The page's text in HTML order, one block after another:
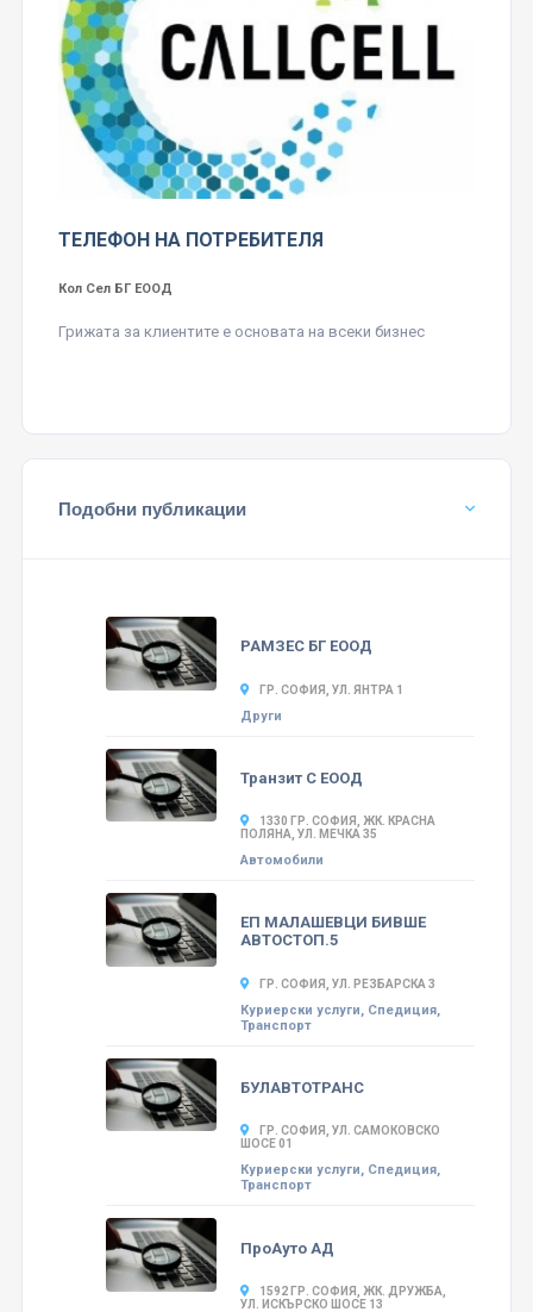
ТЕЛЕФОН НА ПОТРЕБИТЕЛЯ
Кол Сел БГ ЕООД
Грижата за клиентите е основата на всеки бизнес
Подобни публикации
РАМЗЕС БГ ЕООД
ГР. СОФИЯ, УЛ. ЯНТРА 1
Други
Транзит С ЕООД
1330 ГР. СОФИЯ, ЖК. КРАСНА
ПОЛЯНА, УЛ. МЕЧКА 35
Автомобили
ЕП МАЛАШЕВЦИ БИВШЕ
АВТОСТОП.5
ГР. СОФИЯ, УЛ. РЕЗБАРСКА 3
Куриерски услуги, Спедиция,
Транспорт
БУЛАВТОТРАНС
ГР. СОФИЯ, УЛ. САМОКОВСКО
ШОСЕ 01
Куриерски услуги, Спедиция,
Транспорт
ПроАуто АД
1592 ГР. СОФИЯ, ЖК. ДРУЖБА,
УЛ. ИСКЪРСКО ШОСЕ 13